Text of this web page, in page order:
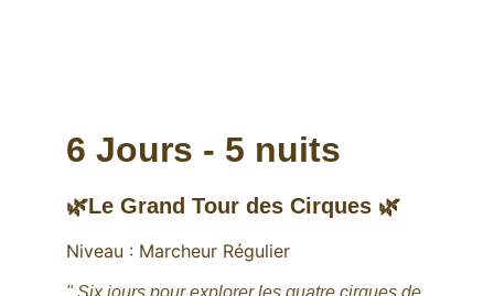
🌿Le Grand Tour des Cirques 🌿
Niveau : Marcheur Régulier
" Six jours pour explorer les quatre cirques de
6 Jours - 5 nuits